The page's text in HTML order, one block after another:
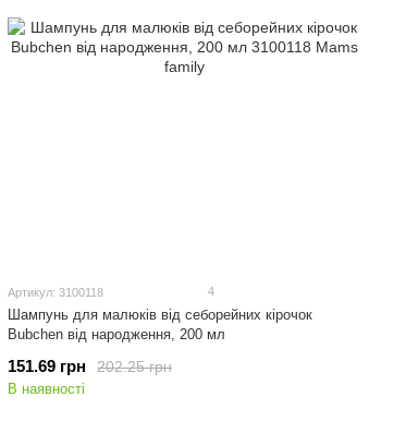
Артикул: 3100118 4
Шампунь для малюків від себорейних кірочок
Bubchen від народження, 200 мл
202.25 грн
151.69 грн
В наявності